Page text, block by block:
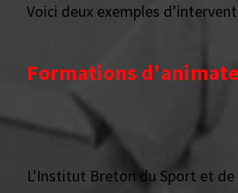
Voici deux exemples
Formations
L'Institut Breton du Sport et